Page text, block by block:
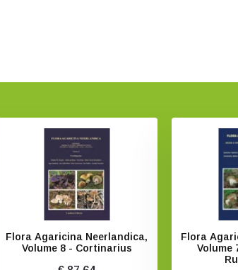
Flora Agaricina Neerlandica,
Volume 8 - Cortinarius
Flora
Volume